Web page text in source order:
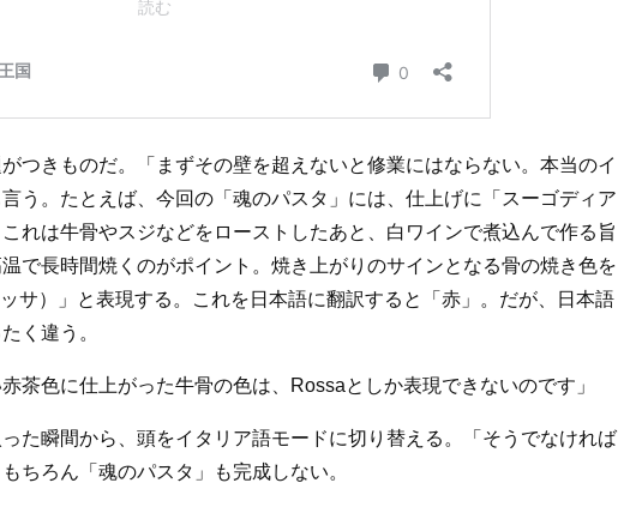
つきものだ。「まずその壁を超えないと修業にはならない。本当のイ
う。たとえば、今回の「魂のパスタ」には、仕上げに「スーゴディア
れは牛骨やスジなどをローストしたあと、白ワインで煮込んで作る旨
で長時間焼くのがポイント。焼き上がりのサインとなる骨の焼き色を
サ）」と表現する。これを日本語に翻訳すると「赤」。だが、日本語
く違う。
茶色に仕上がった牛骨の色は、Rossaとしか表現できないのです」
た瞬間から、頭をイタリア語モードに切り替える。「そうでなければ
ちろん「魂のパスタ」も完成しない。